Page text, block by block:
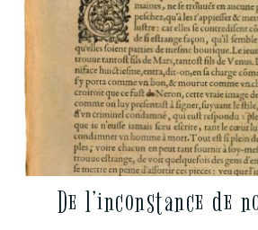
De l’inconstance de